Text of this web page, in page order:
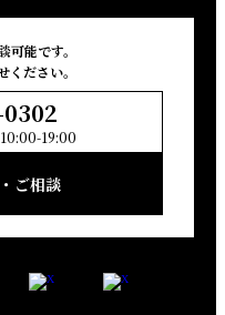
可能です。
ださい。
19:00
ご相談